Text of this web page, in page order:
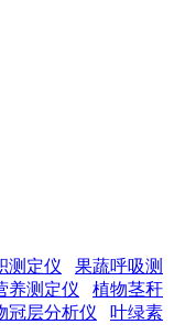
测定仪
果蔬呼吸测
养测定仪
植物茎秆
冠层分析仪
叶绿素